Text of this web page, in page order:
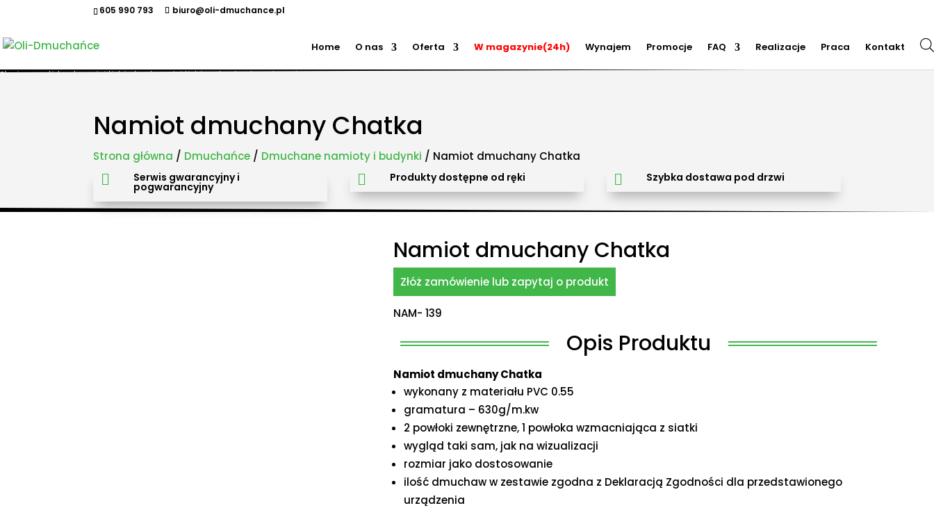
605 990 793 biuro@oli-dmuchance.pl
Home O nas Oferta W magazynie(24h) Wynajem Promocje FAQ Realizacje Praca Kontakt
Oferujemy zamki dmuchane, zjeżdżalnie dmuchane, zjeżdżalnie wodne, dmuchane place zabaw, tory przeszkód, zamki weselne, parki wodne dmuchane, namioty dmuchane, hale namiotowe, wynajem dmuchańców, organizacja imprez plenerowych, piana party, popcorn, wata cukrowa, granita,
Namiot dmuchany Chatka
Strona główna / Dmuchańce / Dmuchane namioty i budynki / Namiot dmuchany Chatka
 Serwis gwarancyjny i
pogwarancyjny  Produkty dostępne od ręki  Szybka dostawa pod drzwi
Namiot dmuchany Chatka
Złóż zamówienie lub zapytaj o produkt
NAM- 139
Opis Produktu
Namiot dmuchany Chatka
wykonany z materiału PVC 0.55
gramatura – 630g/m.kw
2 powłoki zewnętrzne, 1 powłoka wzmacniająca z siatki
wygląd taki sam, jak na wizualizacji
rozmiar jako dostosowanie
ilość dmuchaw w zestawie zgodna z Deklaracją Zgodności dla przedstawionego
urządzenia